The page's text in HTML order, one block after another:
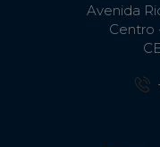
Avenida
Centro